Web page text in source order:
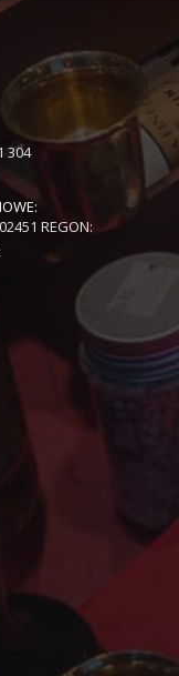
304
REGON: